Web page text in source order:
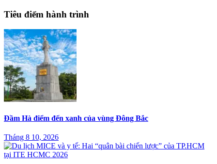
Tiêu điểm hành trình
Đầm Hà điểm đến xanh của vùng Đông Bắc
Tháng 8 10, 2026